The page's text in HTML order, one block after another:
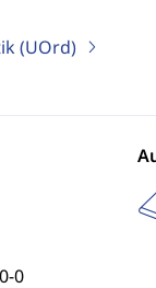
(UOrd)
0